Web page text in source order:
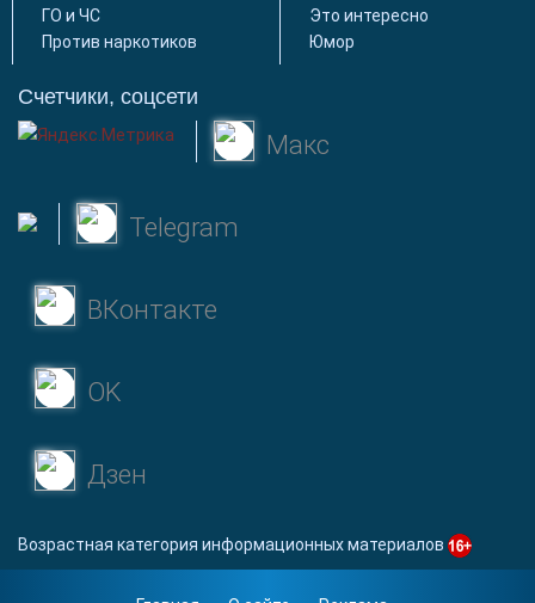
ГО и ЧС
Против наркотиков
Это интересно
Юмор
Счетчики, соцсети
Макс
Telegram
ВКонтакте
OK
Дзен
Возрастная категория информационных материалов